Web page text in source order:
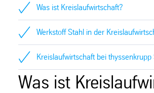
Was ist Kreislaufwirtschaft?
Werkstoff Stahl in der
Kreislaufwirtschaft bei thyssenkrupp
Was ist